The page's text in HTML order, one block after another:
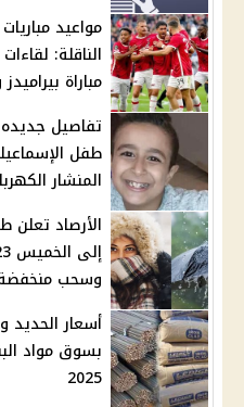
مواعيد
الناقلة:
مباراة
تفاصيل
طفل
المنشار
وسحب
أسعار الحديد
2025